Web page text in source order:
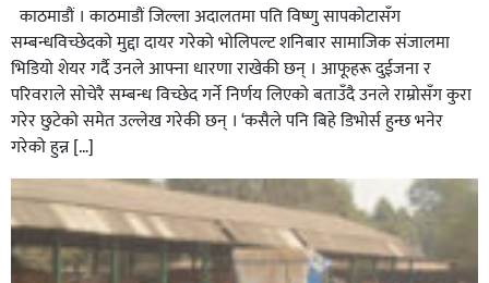
काठमाडौं । काठमाडौं जिल्ला अदालतमा पति विष्णु सापकोटासँग
सम्बन्धविच्छेदको मुद्दा दायर गरेको भोलिपल्ट शनिबार सामाजिक संजालमा
भिडियो शेयर गर्दै उनले आफ्ना धारणा राखेकी छन् । आफूहरू दुईजना र
परिवराले सोचेरै सम्बन्ध विच्छेद गर्ने निर्णय लिएको बताउँदै उनले राम्रोसँग कुरा
गरेर छुटेको समेत उल्लेख गरेकी छन् । ‘कसैले पनि बिहे डिभोर्स हुन्छ भनेर
गरेको हुन्न […]